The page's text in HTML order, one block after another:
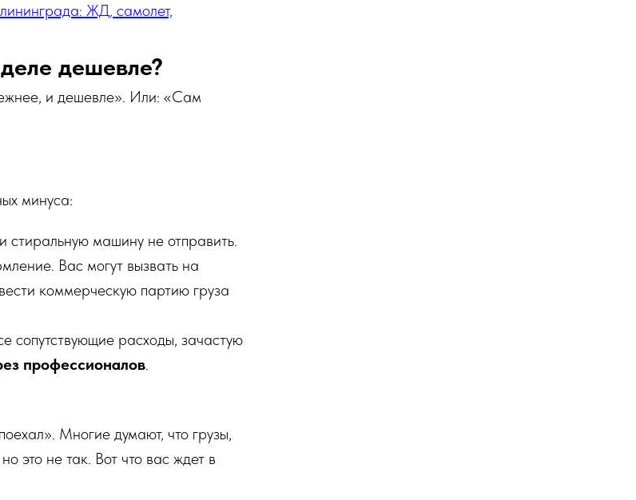
ЖД, самолет,
дешевле?
и дешевле». Или: «Сам
минуса:
машину не отправить.
Вас могут вызвать на
коммерческую партию груза
сопутствующие расходы, зачастую
профессионалов.
Многие думают, что грузы,
это не так. Вот что вас ждет в